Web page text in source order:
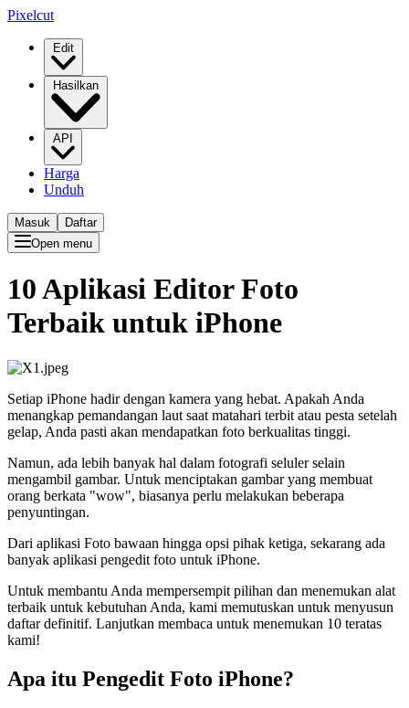
Pixelcut
Edit
Hasilkan
API
Harga
Unduh
Masuk
Daftar
Open menu
10 Aplikasi Editor Foto
Terbaik untuk iPhone
Setiap iPhone hadir dengan kamera yang hebat. Apakah Anda
menangkap pemandangan laut saat matahari terbit atau pesta setelah
gelap, Anda pasti akan mendapatkan foto berkualitas tinggi.
Namun, ada lebih banyak hal dalam fotografi seluler selain
mengambil gambar. Untuk menciptakan gambar yang membuat
orang berkata "wow", biasanya perlu melakukan beberapa
penyuntingan.
Dari aplikasi Foto bawaan hingga opsi pihak ketiga, sekarang ada
banyak aplikasi pengedit foto untuk iPhone.
Untuk membantu Anda mempersempit pilihan dan menemukan alat
terbaik untuk kebutuhan Anda, kami memutuskan untuk menyusun
daftar definitif. Lanjutkan membaca untuk menemukan 10 teratas
kami!
Apa itu Pengedit Foto iPhone?